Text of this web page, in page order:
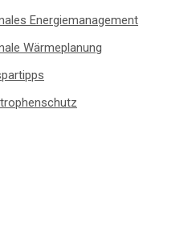
Energiemanagement
Wärmeplanung